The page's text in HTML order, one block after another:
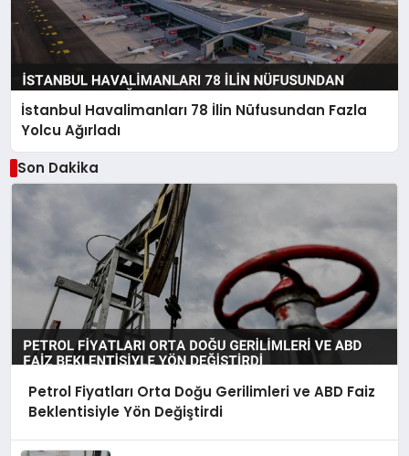
İstanbul Havalimanları 78 İlin Nüfusundan Fazla
Yolcu Ağırladı
Son Dakika
Petrol Fiyatları Orta Doğu Gerilimleri ve ABD Faiz
Beklentisiyle Yön Değiştirdi